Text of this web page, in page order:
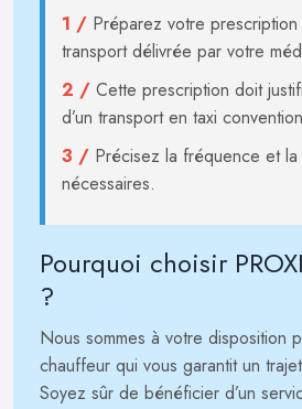
1 / Préparez votre
transport délivrée par votre
2 / Cette prescription doit
d’un transport en taxi
3 / Précisez la fréquence et
nécessaires.
Pourquoi choisir
?
Nous sommes à votre disposition
chauffeur qui vous garantit un
Soyez sûr de bénéficier d’un